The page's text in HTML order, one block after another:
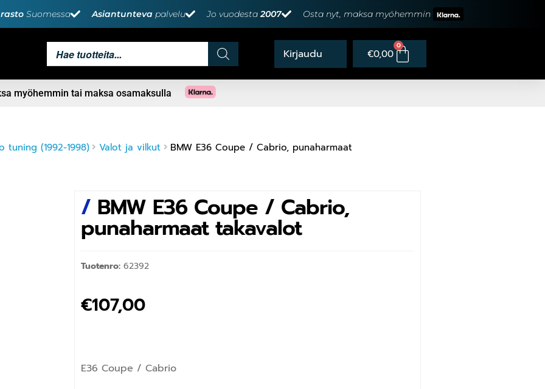
Suomessa Asiantunteva palvelu Jo vuodesta2007 Osta nyt, maksa myöhemmin
€0,00
0
myöhemmin tai maksa osamaksulla
tuning (1992-1998) Valot ja vilkut
BMW E36 Coupe / Cabrio, punaharmaat
/ BMW E36 Coupe / Cabrio,
punaharmaat takavalot
Tuotenro: 62392
€107,00
E36 Coupe / Cabrio